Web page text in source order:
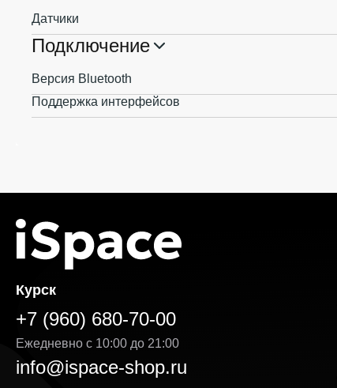
Датчики
Подключение
Версия Bluetooth
Поддержка интерфейсов
Курск
+7 (960) 680-70-00
Ежедневно с 10:00 до 21:00
info@ispace-shop.ru